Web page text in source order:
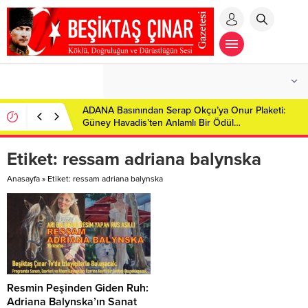
ADANA Basınından Serap Okçu’ya Onur Plaketi:
Güney Havadis’ten Anlamlı Bir Ödül…
Etiket: ressam adriana balynska
Anasayfa » Etiket: ressam adriana balynska
Resmin Peşinden Giden Ruh:
Adriana Balynska’ın Sanat